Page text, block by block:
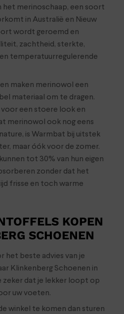
het merinoschaap, een soort
in Australië en Nieuw
wordt geroemd en
zachtheid, sterkte,
temperatuurregulerende
maken merinowol een
materiaal om te dragen.
een stoere look en
merinowol ook nog eens
is Warmbat bij uitstek
maar óók voor de zomer.
tot 30% van hun eigen
zonder dat het
frisse en toch warme
KOPEN
SCHOENEN
het beste advies van je
Klinkenberg Schoenen in
zeker dat je lekker loopt op
uw voeten.
winkel te komen dan sturen